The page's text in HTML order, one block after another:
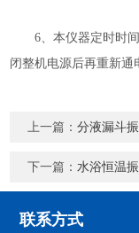
6、本仪器定时时间
闭整机电源后再重新通
上一篇：分液漏斗
下一篇：水浴恒温
联系方式